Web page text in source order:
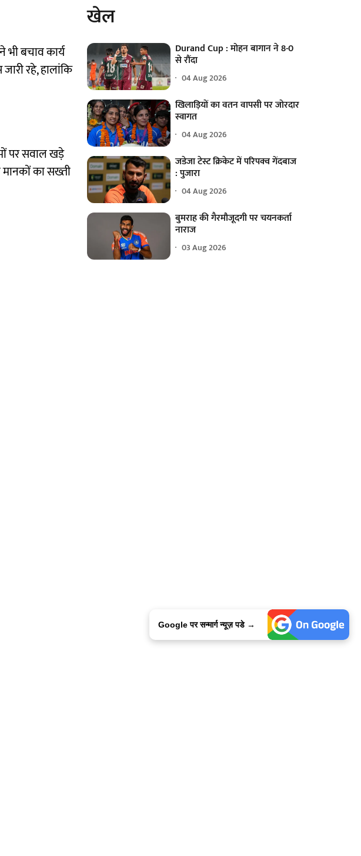
बचाव कार्य
रहे, हालांकि
पर सवाल खड़े
का सख्ती
खेल
Durand Cup : मोहन बागान ने 8-0
से रौंदा
04 Aug 2026
खिलाड़ियों का वतन वापसी पर जोरदार
स्वागत
04 Aug 2026
जडेजा टेस्ट क्रिकेट में परिपक्व गेंदबाज
: पुजारा
04 Aug 2026
बुमराह की गैरमौजूदगी पर चयनकर्ता
नाराज
03 Aug 2026
Google पर सन्मार्ग न्यूज़ पडे →